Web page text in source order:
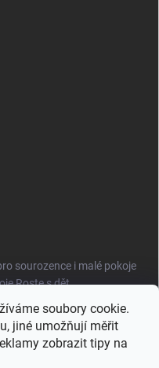
soubory cookie.
jiné umožňují měřit
zobrazit tipy na
sourozence i malé pokoje
Roste s dět...
pro malé prostory i
živo...